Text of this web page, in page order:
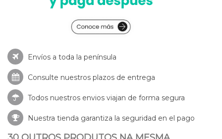
Envíos a toda la península
Consulte nuestros plazos de entrega
Todos nuestros envios viajan de forma segura
Nuestra tienda garantiza la seguridad en el pago